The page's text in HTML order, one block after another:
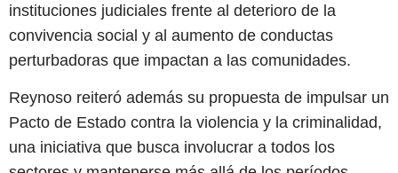
instituciones judiciales frente al deterioro de la
convivencia social y al aumento de conductas
perturbadoras que impactan a las comunidades.
Reynoso reiteró además su propuesta de impulsar un
Pacto de Estado contra la violencia y la criminalidad,
una iniciativa que busca involucrar a todos los